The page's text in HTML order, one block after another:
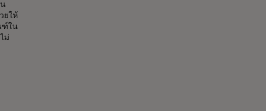
ยให้
ฑ์ใน
ม่